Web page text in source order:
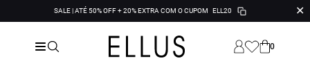
SALE | ATÉ 50% OFF + 20% EXTRA COM O CUPOM ELL20 ✕
0